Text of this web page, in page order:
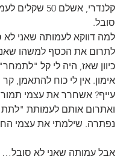
קלנדרי, אשלם 50
סובל.
למה דווקא לעמותה שאני לא
לתרום את הכסף למשהו
כיוון שאז, היה לי קל
אימון. אין לי כוח להתאמן, קר
ואתרום אותם לעמותת
נפתרה. שילמתי את עצמי
אבל עמותה שאני לא